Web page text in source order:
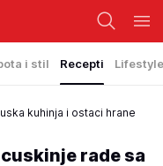
i stil Recepti Lifestyle
kuhinja i ostaci hrane
rade sa